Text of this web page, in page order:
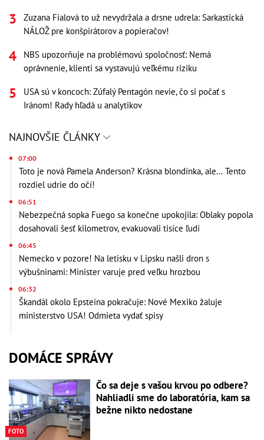
Zuzana Fialová to už nevydržala a drsne udrela: Sarkastická
NÁLOŽ pre konšpirátorov a popieračov!
NBS upozorňuje na problémovú spoločnosť: Nemá
oprávnenie, klienti sa vystavujú veľkému riziku
USA sú v koncoch: Zúfalý Pentagón nevie, čo si počať s
Iránom! Rady hľadá u analytikov
NAJNOVŠIE ČLÁNKY
07:00
Toto je nová Pamela Anderson? Krásna blondínka, ale... Tento
rozdiel udrie do očí!
06:51
Nebezpečná sopka Fuego sa konečne upokojila: Oblaky popola
dosahovali šesť kilometrov, evakuovali tisíce ľudí
06:45
Nemecko v pozore! Na letisku v Lipsku našli dron s
výbušninami: Minister varuje pred veľku hrozbou
06:32
Škandál okolo Epsteina pokračuje: Nové Mexiko žaluje
ministerstvo USA! Odmieta vydať spisy
DOMÁCE SPRÁVY
FOTO
Čo sa deje s vašou krvou po odbere?
Nahliadli sme do laboratória, kam sa
bežne nikto nedostane